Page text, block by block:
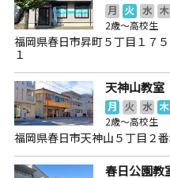
月 火 水 木
2歳～高校生
福岡県春日市昇町５丁目１７
１
天神山教室
月 火 水 木
2歳～高校生
福岡県春日市天神山５丁目２
春日公園教